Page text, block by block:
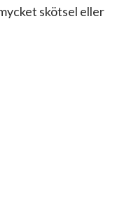
skötsel eller